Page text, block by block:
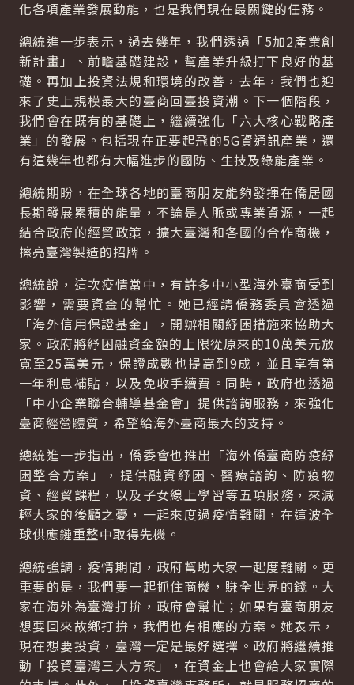
化各項產業發展動能，也是我們現在最關鍵的任務。
總統進一步表示，過去幾年，我們透過「5加2產業創
新計畫」、前瞻基礎建設，幫產業升級打下良好的基
礎。再加上投資法規和環境的改善，去年，我們也迎
來了史上規模最大的臺商回臺投資潮。下一個階段，
我們會在既有的基礎上，繼續強化「六大核心戰略產
業」的發展。包括現在正要起飛的5G資通訊產業，還
有這幾年也都有大幅進步的國防、生技及綠能產業。
總統期盼，在全球各地的臺商朋友能夠發揮在僑居國
長期發展累積的能量，不論是人脈或專業資源，一起
結合政府的經貿政策，擴大臺灣和各國的合作商機，
擦亮臺灣製造的招牌。
總統說，這次疫情當中，有許多中小型海外臺商受到
影響，需要資金的幫忙。她已經請僑務委員會透過
「海外信用保證基金」，開辦相關紓困措施來協助大
家。政府將紓困融資金額的上限從原來的10萬美元放
寬至25萬美元，保證成數也提高到9成，並且享有第
一年利息補貼，以及免收手續費。同時，政府也透過
「中小企業聯合輔導基金會」提供諮詢服務，來強化
臺商經營體質，希望給海外臺商最大的支持。
總統進一步指出，僑委會也推出「海外僑臺商防疫紓
困整合方案」，提供融資紓困、醫療諮詢、防疫物
資、經貿課程，以及子女線上學習等五項服務，來減
輕大家的後顧之憂，一起來度過疫情難關，在這波全
球供應鏈重整中取得先機。
總統強調，疫情期間，政府幫助大家一起度難關。更
重要的是，我們要一起抓住商機，賺全世界的錢。大
家在海外為臺灣打拚，政府會幫忙；如果有臺商朋友
想要回來故鄉打拚，我們也有相應的方案。她表示，
現在想要投資，臺灣一定是最好選擇。政府將繼續推
動「投資臺灣三大方案」，在資金上也會給大家實際